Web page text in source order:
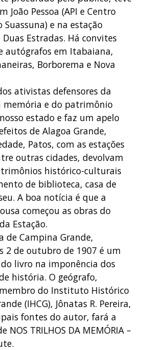
João Pessoa (API e Centro
e na estação
Estradas. Há convites
autógrafos em Itabaiana,
Borborema e Nova
ativistas defensores da
memória e do patrimônio
estado e faz um apelo
de Alagoa Grande,
Patos, com as estações
outras cidades, devolvam
histórico-culturais
de biblioteca, casa de
A boa notícia é que a
começou as obras do
Estação.
de Campina Grande,
2 de outubro de 1907 é um
livro na imponência dos
história. O geógrafo,
do Instituto Histórico
(IHCG), Jônatas R. Pereira,
fontes do autor, fará a
NOS TRILHOS DA MEMÓRIA –